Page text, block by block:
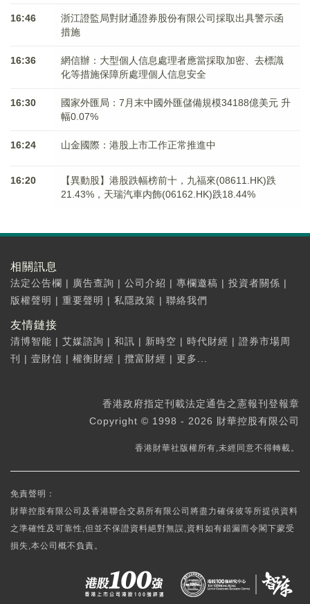
16:46
浙江證監局對財通證券股份有限公司採取出具警示函
措施
16:36
網信辦：大型個人信息處理者應當採取加密、去標識
化等措施保障所處理個人信息安全
16:30
國家外匯局：7月末中國外匯儲備規模34188億美元 升
幅0.07%
16:24 山金國際：港股上市工作正常推進中
16:20
【異動股】港股跌幅榜前十，九福來(08611.HK)跌
21.43%，天瑞汽車内飾(06162.HK)跌18.44%
相關訊息
法定公告欄 | 廣告查詢 | 公司介紹 | 專欄邀稿 | 投資者關係 |
版權聲明 | 重要聲明 | 私隱政策 | 聯絡我們
友情鏈接
清博智能 | 艾媒諮詢 | 和訊 | 新時空 | 時代財經 | 證券市場周
刊
| 壹財信 | 權衡財經 | 攬富財經 | 更多...
香港政府指定刊載法定通告之憲報刊登報章
Copyright © 1998 - 2026 財華控股有限公司
香港財華社版權所有,未經同意不得轉載。
免責聲明：
財華控股有限公司及香港聯合交易所有限公司將盡力確保彼等所提供資料
之準確性及可靠性,但並不保證資料絕對無誤,資料如有錯漏而令閣下蒙受
損失,本公司概不負責。